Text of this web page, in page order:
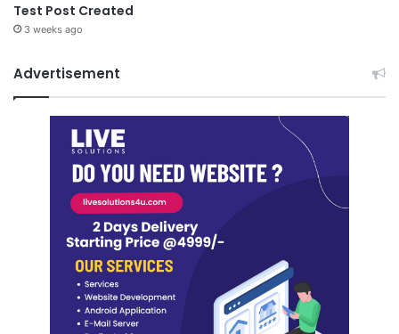
Test Post Created
3 weeks ago
Advertisement